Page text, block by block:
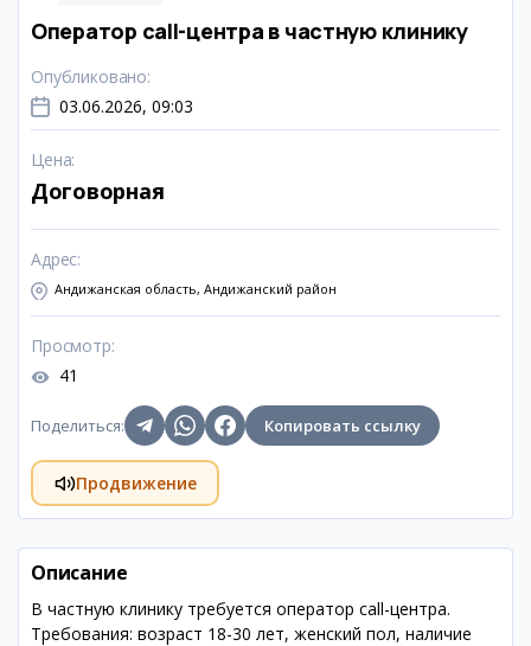
Оператор call-центра в частную клинику
Опубликовано:
03.06.2026, 09:03
Цена:
Договорная
Адрес:
Андижанская область, Андижанский район
Просмотр:
41
Поделиться: Копировать ссылку
Продвижение
Описание
В частную клинику требуется оператор call-центра.
Требования: возраст 18-30 лет, женский пол, наличие